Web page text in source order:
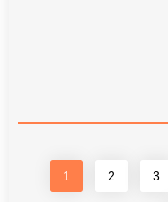
1 2 3